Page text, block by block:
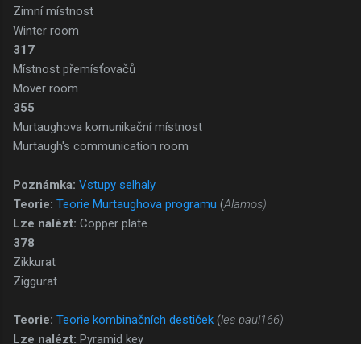
Zimní místnost
Winter room
317
Místnost přemísťovačů
Mover room
355
Murtaughova komunikační místnost
Murtaugh's communication room
Poznámka: Vstupy selhaly
Teorie: Teorie Murtaughova programu (Alamos)
Lze nalézt: Copper plate
378
Zikkurat
Ziggurat
Teorie: Teorie kombinačních destiček (les paul166)
Lze nalézt: Pyramid key